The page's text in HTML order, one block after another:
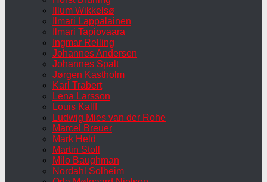
Illum Wikkelsø
Ilmari Lappalainen
Ilmari Tapiovaara
Ingmar Relling
Johannes Andersen
Johannes Spalt
Jørgen Kastholm
Karl Trabert
Lena Larsson
Louis Kalff
Ludwig Mies van der Rohe
Marcel Breuer
Mark Held
Martin Stoll
Milo Baughman
Nordahl Solheim